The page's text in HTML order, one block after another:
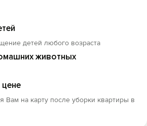
детей любого возраста
животных
Вам на карту после уборки квартиры в